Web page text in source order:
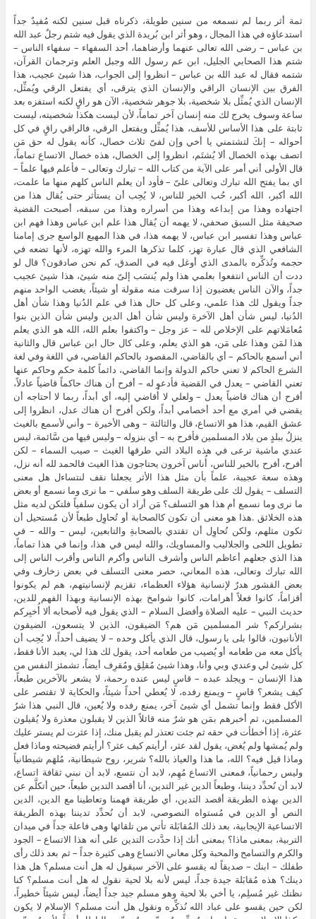
ثمة أثر ربما لم نسمعه من سنين طويلة، ذكرناه قبل سنين لكنه مُفيدٌ جداً
استدعاؤه في هذا المجال ، وهو أثر ابن بُريدة الذي يقول فيه شتم رجلٌ عبد الله
بن عباس – رضى الله تعالى عنهما وأرضاهما، أحد السفهاء – سفهاء الناس –
شتم هذا الصحابي الجليل، ابن عم رسول الله وجبل العلم وترجمان القرآن،
شتمه فقال له عبد الله بن عباس – انظروا إلى الجواب، هذا شيئ عجيب، هذا
الفرق بين الإنسان الراقي والإنسان الذي يترقى، أي يفتعل الرقي ويُمثِّل،
الإنسان الذي يُمثِّل بلا شخصية، بلا جوهر شخصية، الآن هو راقٍ لكنه استفزه بعد
ساعة وسوف يخرج لك منه إنسان آخر تماماً، لأن ليست هكذا شخصيته، ليست
ثابتة على هذا الأساس للأسف، هذا يُمثِّل ويفتعل الرقي، فالراقي راقٍ في كل
أحواله – إنكَ لتشتمني يا أخي وإن لفىّ ثلاث خصال، كأنه يقول له حق مَن
اتصف بهذه الخصال ألا يُشتَم، انظروا إلى الخصال، هذه خصال الاتساع تماماً،
قال الأولى أني أمر على الآية من كتاب الله – تبارك وتعالى – فأعلم فيها علماً –
اي بما يفتح الله تبارك وتعالى علىّ – فأود أن يعلم الناس كلهم منها ما علمت،
الله أكبر، الله أكبر، حُب الخير للناس، لا يُحِب أن يستأثر حتى يُقال هذا من
اجتهاده وهذا من إبداعه وهذا من أسراره وهذا من سبقه، أصبحت القضية
صحيفة مثل السبق صحفي، لا يهمه أن يُقال هذا علم ابن عباس وهذا فهم ابن
عباس وهذا تفسير ابن عباس، لا يهمه هذا، في هذا المهيع الواسع جرى إمامنا
الشافعي الذي قال عبارة تهز، كلما تذكرها المرء والله تهزه، لأنها تضعه في
حجمه وتُذكِّره بالمدى الذي أوغل فيه في الصدق، كم نحن صادقون؟ قال لو
ددت أن الناس انتفعوا بعلمي هذا ولم يُنسَب إلىّ منه شيئ، هذا شيئ عجيب
جداً، والآن الناس يغضبون إذا سرقت منه مقولة أو شيئاً، يغضب الواحد منهم
جداً ويقول لك هذا علمي، وعلى كل حال هذا في علم الدُنيا وهذا شأن أهل
الدُنيا، ليس شأن أهل الآخرة وليس شأن أهل الدين وليس شأن الذين بنوا
مُعامَلاتهم على الإخلاص لله – عز وجل – واكتفوا بعلم الله، الله هو الذي يعلم
هذا لمَن وهذا على مَن، هو الذي يعلم، وعلى كال حال ابن عباس قال والثانية
أني أسمع بالحاكم – أي بالقاضي، المقصود بالحاكم القاضي، في اللغة وفي لغة
الشرع الحاكم لا تعني حاكم الدولة وإنما القاضي، دائماً كلمة حكم وحاكم عنها
تعني القاضي – يعدل في القضية فأدعو له – أفرح أن هناك حاكماً قاضياً عادلاً،
أفرح أن هناك قاضياً يعدل – ولعلي لا أُقاضي إليه، أي أبداً، ربما لا أحتاجه أن
يقضي في أمري مع أحد أخصامي أبداً، ولكن أفرح أن هناك عدل، انظروا إلى
عشق القيم، هذا هو الاتساع، قال والثالثة – وهى الأخيرة – وأني لأسمع بالغيث
ينزلُ ببلدٍ من بلاد المسلمين فأفرح به – أي بنزوله – وليس فيها من سَّائمة، ليس
عندي ماشية ترعى في هذه البلاد التي طرقها الغيث – صيب السماء – لكن
أفرح، أفرح بالخير للناس، أُناس آخرون يحتاجون هذا الغيث فالحمد لله أنه نزل،
وهذه سعة عجيبة، علماً بأن مثل هذا الأثر يجعلنا نقف لنتساءل هل معنى
التسلف – يقول لك على طريقة السلف وهو سلفي – ما نرى وما نسمع أو بعض
ما نرى وما نسمع أم هذا هو التسلف؟ مَن أراد أن يكون سلفياً فلتكن لديه مثل
هذه الخلائق .هذا هو معنى أن تكون كالصحابة أو تُحاوِل طبعاً لأن مُستحيل أن
تكون مثلهم، ولكن تُحاوِل أن تقتدي بالصحابةِ والتابعين، ليس – والله – في
تطويل اللحى والجلاليب والمساويك، والله ليس في هذا، وإنما في هذا تماماً،
هذا الذي جعلهم أعاظم الناس وأشرف الناس وأكرم الناس وأقرب الناس إلى
الله تبارك وتعالى، هذه المعاني، حصر معنى التسلف في بعض زخارف وفي
بعض القشور هدرٌ لإنسانية هؤلاء العظماء، تقزيم لإنسانيتهم، هم لم يكونوا
أقزاماً، كانوا فعلاً أهرامات، كانوا شوامخ بهذه الإنسانية وبهذا الفهم للدين،
حديث النبي – عليه الصلاة وأفضل السلام – الذي يقول فيه لأصحابه ألا أُخبِركم
بشراركم؟ شر المسلمين مَن هم؟ الضيقون، الذين لا يتسعون، الضيقون
الأنانيون، قالوا بلى يا رسول، قال الذي يأكل وحده – لا يضيف أحداً، لا يُحِب أن
يأكل معه من طعامه أو يُصيب من طعامه أحد، يقول لك هذا لي، يعبد الأنا فقط،
كل شيئ لي وعندي وبي وأنا، وهذا شيئ مُقلِق ومُقرِف أيضاً، تشمئز النفس من
هذا الإنسان – ويجلد عبده – قاسٍ ليس عنده رحمة، لا يشعر بالآخرين طبعاً،
كيف يشعر؟ قاسٍ – ويمنع رفده، لا يُعطي أحداً شيئاً، والحكاية لا تقتصر على
الأكل فقط وإنما تشمل أي شيئ آخر، يمنع رفده ولا يُعين، قال النبي هذا شرُ
المسلمين، ثم أخبرهم بمَن هو شرٌ منه قائلاً الذين لا يقبلون معذرة ولا يُقيلون
عثرة، إذا أخطأت في حقه ثم جئت تعتذر لم يقبل منك، إذا عثرت لم يستر عليك
ولم يُمشها ولم يُغض، يقول لقد عثر، أرأيتم كيف عثر؟ أرأيتم فضيحته وماذا فعل
وماذا قيل فيه؟ الله، ما هذا والعياذ بالله؟ شرير، روح شيطانية، مُلهَم شيطانياً
وليس رحمانياً، فمعنى الاتساع مُهِم، لابد أن نتسع، لابد أن نبني ثقافة اتساع،
لابد أن نُحدِّد ديننا، وطبعاً الدين غير التدين، أنا أقصد التدين طبعاً، حين أتكلَّم عن
الدين بهذه الطريقة أقصد التدين، أي طريقة فهمنا وتعاطينا مع الدين، الدين
النص أو الدين في مُستواه النصوصي، لابد أن نُحدِّد تديننا بهذه الطريقة
الاتساعية الإيجابية، بعد ذلك المُقابَلة تأتي من تلقائها وهى فاعلة جداً في ميدان
التربية، بمعنى ماذا؟ بمعنى أنك إذا حدَّدت التدين على أنه هذا الاتساع – الجود
والكرم والتسامح والمحبة وكل معاني الاتساع وهى كثيرة جداً – ثم بعد ذلك رأى
طفلك – ابنك – صديقاً له يقسو على الآخر سيقول له هل أنت مسلم؟ هل هذا
دينك؟ هذه مُقابَلة جيدة جداً، ليس لأنه بلا لحية نقول له هل أنت مسلم؟ كنا
نظنك غير مُسلِم، يا أخي بلا لحية وهو مسلم جيد جداً أيضاً، ليس شيئاً خطيراً،
لكن حين يقسو على عباد الله نُذكِّره ونقول هل أنت مسلم؟ الإسلام لا يكون